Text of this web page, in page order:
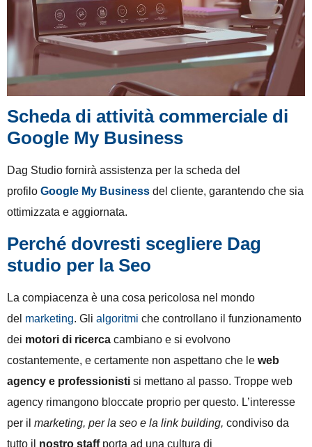
Scheda di attività commerciale di
Google My Business
Dag Studio fornirà assistenza per la scheda del
profilo Google My Business del cliente, garantendo che sia
ottimizzata e aggiornata.
Perché dovresti scegliere Dag
studio per la Seo
La compiacenza è una cosa pericolosa nel mondo
del marketing. Gli algoritmi che controllano il funzionamento
dei motori di ricerca cambiano e si evolvono
costantemente, e certamente non aspettano che le web
agency e professionisti si mettano al passo. Troppe web
agency rimangono bloccate proprio per questo. L’interesse
per il marketing, per la seo e la link building, condiviso da
tutto il nostro staff porta ad una cultura di